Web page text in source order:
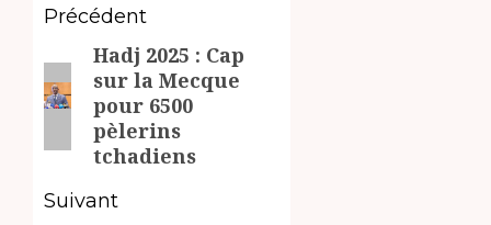
Navigation
d’article
Précédent
Article
précédent:
Hadj 2025 : Cap
sur la Mecque
pour 6500
pèlerins
tchadiens
Suivant